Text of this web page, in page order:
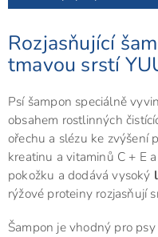
Rozjasňující
tmavou srstí
Psí šampon speciálně
obsahem rostlinných
ořechu a slézu ke zvýšení
kreatinu a vitaminů C + E
pokožku a dodává vysoký
rýžové proteiny rozjasňují
Šampon je vhodný pro psy